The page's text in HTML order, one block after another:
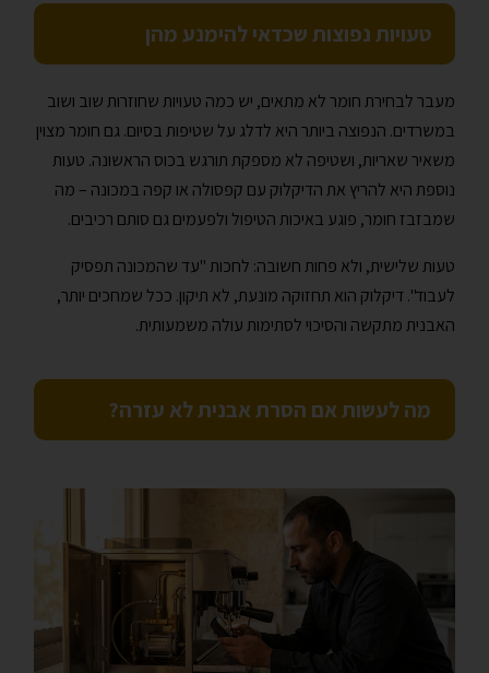
טעויות נפוצות שכדאי להימנע מהן
מעבר לבחירת חומר לא מתאים, יש כמה טעויות שחוזרות שוב ושוב
במשרדים. הנפוצה ביותר היא לדלג על שטיפות בסיום. גם חומר מצוין
משאיר שאריות, ושטיפה לא מספקת תורגש בכוס הראשונה. טעות
נוספת היא להריץ את הדיקלוק עם קפסולה או קפה במכונה – מה
שמבזבז חומר, פוגע באיכות הטיפול ולפעמים גם סותם רכיבים.
טעות שלישית, ולא פחות חשובה: לחכות "עד שהמכונה תפסיק
לעבוד". דיקלוק הוא תחזוקה מונעת, לא תיקון. ככל שמחכים יותר,
האבנית מתקשה והסיכוי לסתימות עולה משמעותית.
מה לעשות אם הסרת אבנית לא עזרה?